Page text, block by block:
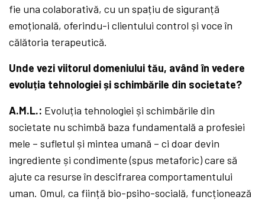
fie una colaborativă, cu un spațiu de siguranță
emoțională, oferindu-i clientului control și voce în
călătoria terapeutică.
Unde vezi viitorul domeniului tău, având în vedere
evoluția tehnologiei și schimbările din societate?
A.M.L.: Evoluția tehnologiei și schimbările din
societate nu schimbă baza fundamentală a profesiei
mele – sufletul și mintea umană – ci doar devin
ingrediente și condimente (spus metaforic) care să
ajute ca resurse în descifrarea comportamentului
uman. Omul, ca ființă bio-psiho-socială, funcționează